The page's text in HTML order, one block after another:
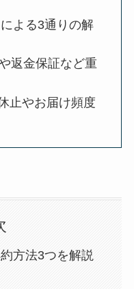
よる3通りの解
返金保証など重
止やお届け頻度
方法3つを解説